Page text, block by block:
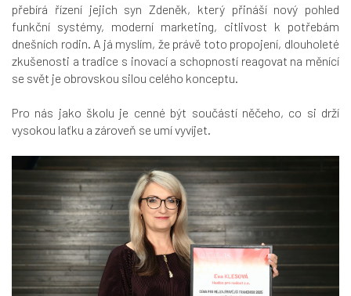
přebírá řízení jejich syn Zdeněk, který přináší nový pohled
funkční systémy, moderní marketing, citlivost k potřebám
dnešních rodin. A já myslím, že právě toto propojení, dlouholeté
zkušenosti a tradice s inovací a schopností reagovat na měnící
se svět je obrovskou silou celého konceptu.
Pro nás jako školu je cenné být součástí něčeho, co si drží
vysokou laťku a zároveň se umí vyvíjet.